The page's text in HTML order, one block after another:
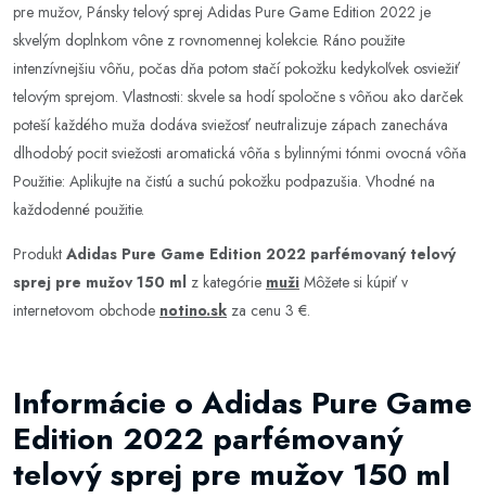
pre mužov, Pánsky telový sprej Adidas Pure Game Edition 2022 je
skvelým doplnkom vône z rovnomennej kolekcie. Ráno použite
intenzívnejšiu vôňu, počas dňa potom stačí pokožku kedykoľvek osviežiť
telovým sprejom. Vlastnosti: skvele sa hodí spoločne s vôňou ako darček
poteší každého muža dodáva sviežosť neutralizuje zápach zanecháva
dlhodobý pocit sviežosti aromatická vôňa s bylinnými tónmi ovocná vôňa
Použitie: Aplikujte na čistú a suchú pokožku podpazušia. Vhodné na
každodenné použitie.
Produkt Adidas Pure Game Edition 2022 parfémovaný telový
sprej pre mužov 150 ml z kategórie muži Môžete si kúpiť v
internetovom obchode notino.sk za cenu 3 €.
Informácie o Adidas Pure Game
Edition 2022 parfémovaný
telový sprej pre mužov 150 ml